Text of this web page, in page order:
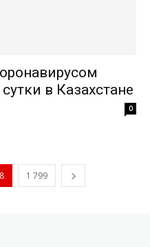
в Казахстане
0
1 799